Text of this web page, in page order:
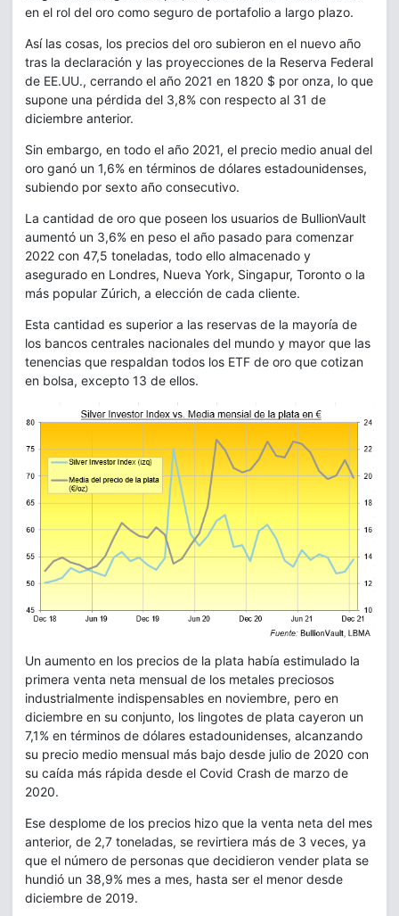
en el rol del oro como seguro de portafolio a largo plazo.
Así las cosas, los precios del oro subieron en el nuevo año
tras la declaración y las proyecciones de la Reserva Federal
de EE.UU., cerrando el año 2021 en 1820 $ por onza, lo que
supone una pérdida del 3,8% con respecto al 31 de
diciembre anterior.
Sin embargo, en todo el año 2021, el precio medio anual del
oro ganó un 1,6% en términos de dólares estadounidenses,
subiendo por sexto año consecutivo.
La cantidad de oro que poseen los usuarios de BullionVault
aumentó un 3,6% en peso el año pasado para comenzar
2022 con 47,5 toneladas, todo ello almacenado y
asegurado en Londres, Nueva York, Singapur, Toronto o la
más popular Zúrich, a elección de cada cliente.
Esta cantidad es superior a las reservas de la mayoría de
los bancos centrales nacionales del mundo y mayor que las
tenencias que respaldan todos los ETF de oro que cotizan
en bolsa, excepto 13 de ellos.
Un aumento en los precios de la plata había estimulado la
primera venta neta mensual de los metales preciosos
industrialmente indispensables en noviembre, pero en
diciembre en su conjunto, los lingotes de plata cayeron un
7,1% en términos de dólares estadounidenses, alcanzando
su precio medio mensual más bajo desde julio de 2020 con
su caída más rápida desde el Covid Crash de marzo de
2020.
Ese desplome de los precios hizo que la venta neta del mes
anterior, de 2,7 toneladas, se revirtiera más de 3 veces, ya
que el número de personas que decidieron vender plata se
hundió un 38,9% mes a mes, hasta ser el menor desde
diciembre de 2019.